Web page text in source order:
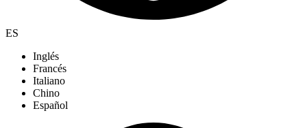
ES
Inglés
Francés
Italiano
Chino
Español